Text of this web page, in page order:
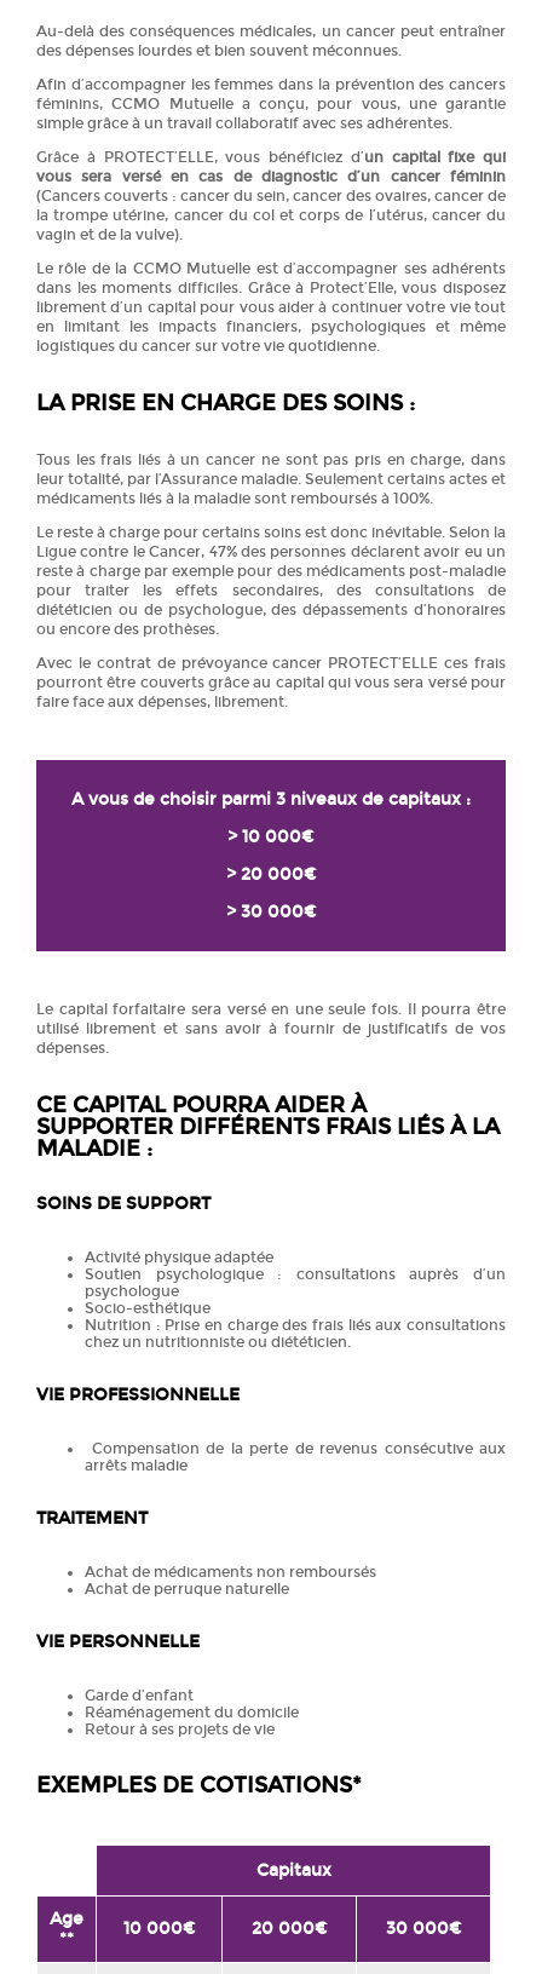
Au-delà des conséquences médicales, un cancer peut entraîner
des dépenses lourdes et bien souvent méconnues.
Afin d’accompagner les femmes dans la prévention des cancers
féminins, CCMO Mutuelle a conçu, pour vous, une garantie
simple grâce à un travail collaboratif avec ses adhérentes.
Grâce à PROTECT’ELLE, vous bénéficiez d’un capital fixe qui
vous sera versé en cas de diagnostic d’un cancer féminin
(Cancers couverts : cancer du sein, cancer des ovaires, cancer de
la trompe utérine, cancer du col et corps de l’utérus, cancer du
vagin et de la vulve).
Le rôle de la CCMO Mutuelle est d’accompagner ses adhérents
dans les moments difficiles. Grâce à Protect’Elle, vous disposez
librement d’un capital pour vous aider à continuer votre vie tout
en limitant les impacts financiers, psychologiques et même
logistiques du cancer sur votre vie quotidienne.
LA PRISE EN CHARGE DES SOINS :
Tous les frais liés à un cancer ne sont pas pris en charge, dans
leur totalité, par l’Assurance maladie. Seulement certains actes et
médicaments liés à la maladie sont remboursés à 100%.
Le reste à charge pour certains soins est donc inévitable. Selon la
Ligue contre le Cancer, 47% des personnes déclarent avoir eu un
reste à charge par exemple pour des médicaments post-maladie
pour traiter les effets secondaires, des consultations de
diététicien ou de psychologue, des dépassements d’honoraires
ou encore des prothèses.
Avec le contrat de prévoyance cancer PROTECT’ELLE ces frais
pourront être couverts grâce au capital qui vous sera versé pour
faire face aux dépenses, librement.
A vous de choisir parmi 3 niveaux de capitaux :
> 10 000€
> 20 000€
> 30 000€
Le capital forfaitaire sera versé en une seule fois. Il pourra être
utilisé librement et sans avoir à fournir de justificatifs de vos
dépenses.
CE CAPITAL POURRA AIDER À
SUPPORTER DIFFÉRENTS FRAIS LIÉS À LA
MALADIE :
SOINS DE SUPPORT
Activité physique adaptée
Soutien psychologique : consultations auprès d’un
psychologue
Socio-esthétique
Nutrition : Prise en charge des frais liés aux consultations
chez un nutritionniste ou diététicien.
VIE PROFESSIONNELLE
Compensation de la perte de revenus consécutive aux
arrêts maladie
TRAITEMENT
Achat de médicaments non remboursés
Achat de perruque naturelle
VIE PERSONNELLE
Garde d’enfant
Réaménagement du domicile
Retour à ses projets de vie
EXEMPLES DE COTISATIONS*
Capitaux
Age
**
10 000€ 20 000€ 30 000€